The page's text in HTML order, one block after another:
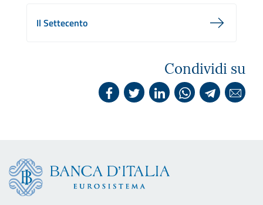
Il Settecento
Condividi su